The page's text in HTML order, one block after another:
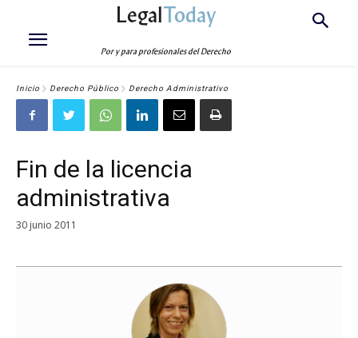
LegalToday
Por y para profesionales del Derecho
Inicio Derecho Público Derecho Administrativo
Fin de la licencia
administrativa
30 junio 2011